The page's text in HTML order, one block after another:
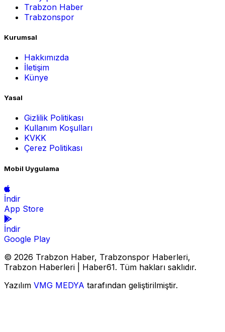
Trabzon Haber
Trabzonspor
Kurumsal
Hakkımızda
İletişim
Künye
Yasal
Gizlilik Politikası
Kullanım Koşulları
KVKK
Çerez Politikası
Mobil Uygulama
İndir
App Store
İndir
Google Play
© 2026 Trabzon Haber, Trabzonspor Haberleri,
Trabzon Haberleri | Haber61. Tüm hakları saklıdır.
Yazılım VMG MEDYA tarafından geliştirilmiştir.